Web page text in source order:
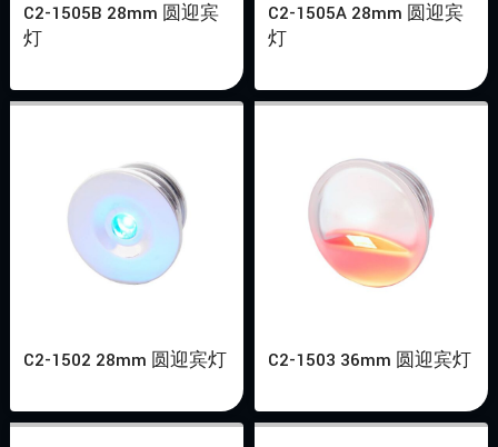
C2-1505B 28mm 圆迎宾
灯
C2-1505A 28mm 圆迎宾
灯
C2-1502 28mm 圆迎宾灯 C2-1503 36mm 圆迎宾灯